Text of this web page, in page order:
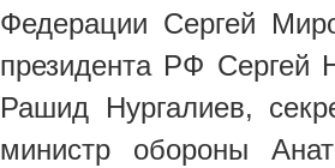
Федерации Сергей
президента РФ Сергей
Рашид Нургалиев,
министр обороны